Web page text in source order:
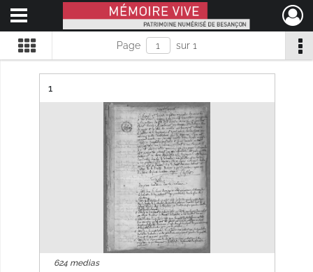
Mémoire Vive patrimoine numérisé de Besançon
Ouvrir le menu déroulant
Page sur 1
Résultat n°
1
624 medias